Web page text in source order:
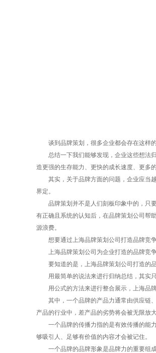
谈到品牌策划，很多企业都会存在这样的
总结一下我们能够发现，企业这些想法归
造更强的生存能力、更快的成长速度、更多
其实，关于品牌方面的问题，企业应当越
界定。
品牌策划并不是人们刻板印象中的，只要
有正确且系统的认知后，在品牌策划公司帮
源浪费。
想要通过上海品牌策划公司打造品牌竞争
上海品牌策划公司为企业打造的品牌竞
要知道的是，上海品牌策划公司打造的品
用最简单的说法来进行归纳总结，其实只
用公式的方法来进行整合展示，上海品牌
其中，一个品牌的产品力通常由供应链、
产品的行业中，差产品的劣势将会被无限放大
一个品牌的传播力指的是有效传播的能力
够吸引人、足够有价值的内容才会被记住。
一个品牌的品牌形象是品牌力的重要组成